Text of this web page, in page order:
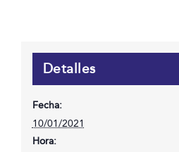
Detalles
Fecha:
10/01/2021
Hora: